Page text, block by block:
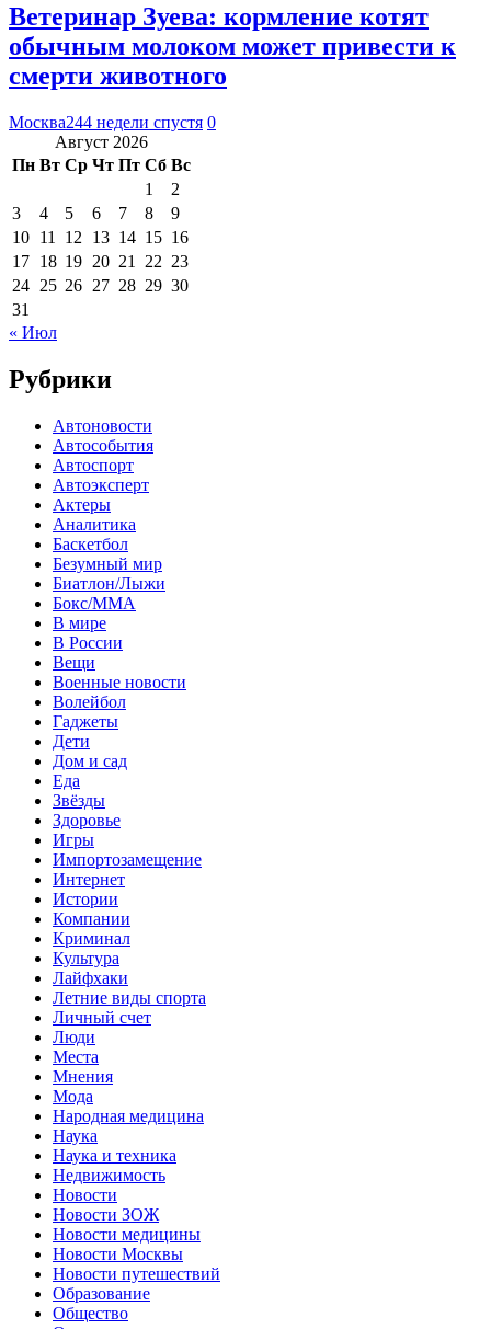
Ветеринар Зуева: кормление котят
обычным молоком может привести к
смерти животного
Москва244 недели спустя 0
Август 2026
Пн Вт Ср Чт Пт Сб Вс
1
2
3
4 5 6 7 8
9
10 11 12 13 14 15 16
17 18 19 20 21 22 23
24 25 26 27 28 29 30
31
« Июл
Рубрики
Автоновости
Автособытия
Автоспорт
Автоэксперт
Актеры
Аналитика
Баскетбол
Безумный мир
Биатлон/Лыжи
Бокс/MMA
В мире
В России
Вещи
Военные новости
Волейбол
Гаджеты
Дети
Дом и сад
Еда
Звёзды
Здоровье
Игры
Импортозамещение
Интернет
Истории
Компании
Криминал
Культура
Лайфхаки
Летние виды спорта
Личный счет
Люди
Места
Мнения
Мода
Народная медицина
Наука
Наука и техника
Недвижимость
Новости
Новости ЗОЖ
Новости медицины
Новости Москвы
Новости путешествий
Образование
Общество